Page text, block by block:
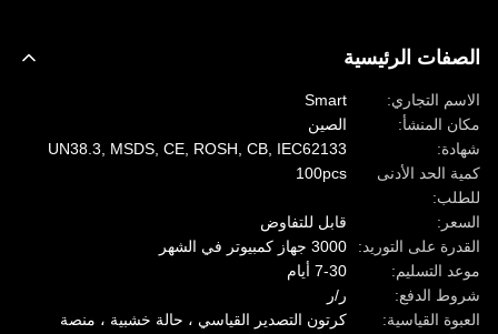
الصفات الرئيسية
الاسم التجاري:
Smart
مكان المنشأ:
الصين
شهادة:
UN38.3, MSDS, CE, ROSH, CB, IEC62133
كمية الحد الأدنى
للطلب:
100pcs
السعر:
قابل للتفاوض
القدرة على التوريد:
3000 جهاز كمبيوتر في الشهر
موعد التسليم:
7-30 أيام
شروط الدفع:
ر/ر
العبوة القياسية:
كرتون التصدير القياسي ، حالة خشبية ، منصة